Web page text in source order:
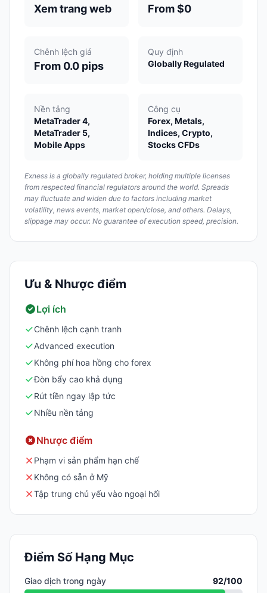
Xem trang web From $0
Chênh lệch giá
From 0.0 pips
Quy định
Globally Regulated
Nền tảng
MetaTrader 4,
MetaTrader 5,
Mobile Apps
Công cụ
Forex, Metals,
Indices, Crypto,
Stocks CFDs
Exness is a globally regulated broker, holding multiple licenses
from respected financial regulators around the world. Spreads
may fluctuate and widen due to factors including market
volatility, news events, market open/close, and others. Delays,
slippage may occur. No guarantee of execution speed, precision.
Ưu & Nhược điểm
Lợi ích
Chênh lệch cạnh tranh
Advanced execution
Không phí hoa hồng cho forex
Đòn bẩy cao khả dụng
Rút tiền ngay lập tức
Nhiều nền tảng
Nhược điểm
Phạm vi sản phẩm hạn chế
Không có sẵn ở Mỹ
Tập trung chủ yếu vào ngoại hối
Điểm Số Hạng Mục
Giao dịch trong ngày 92/100